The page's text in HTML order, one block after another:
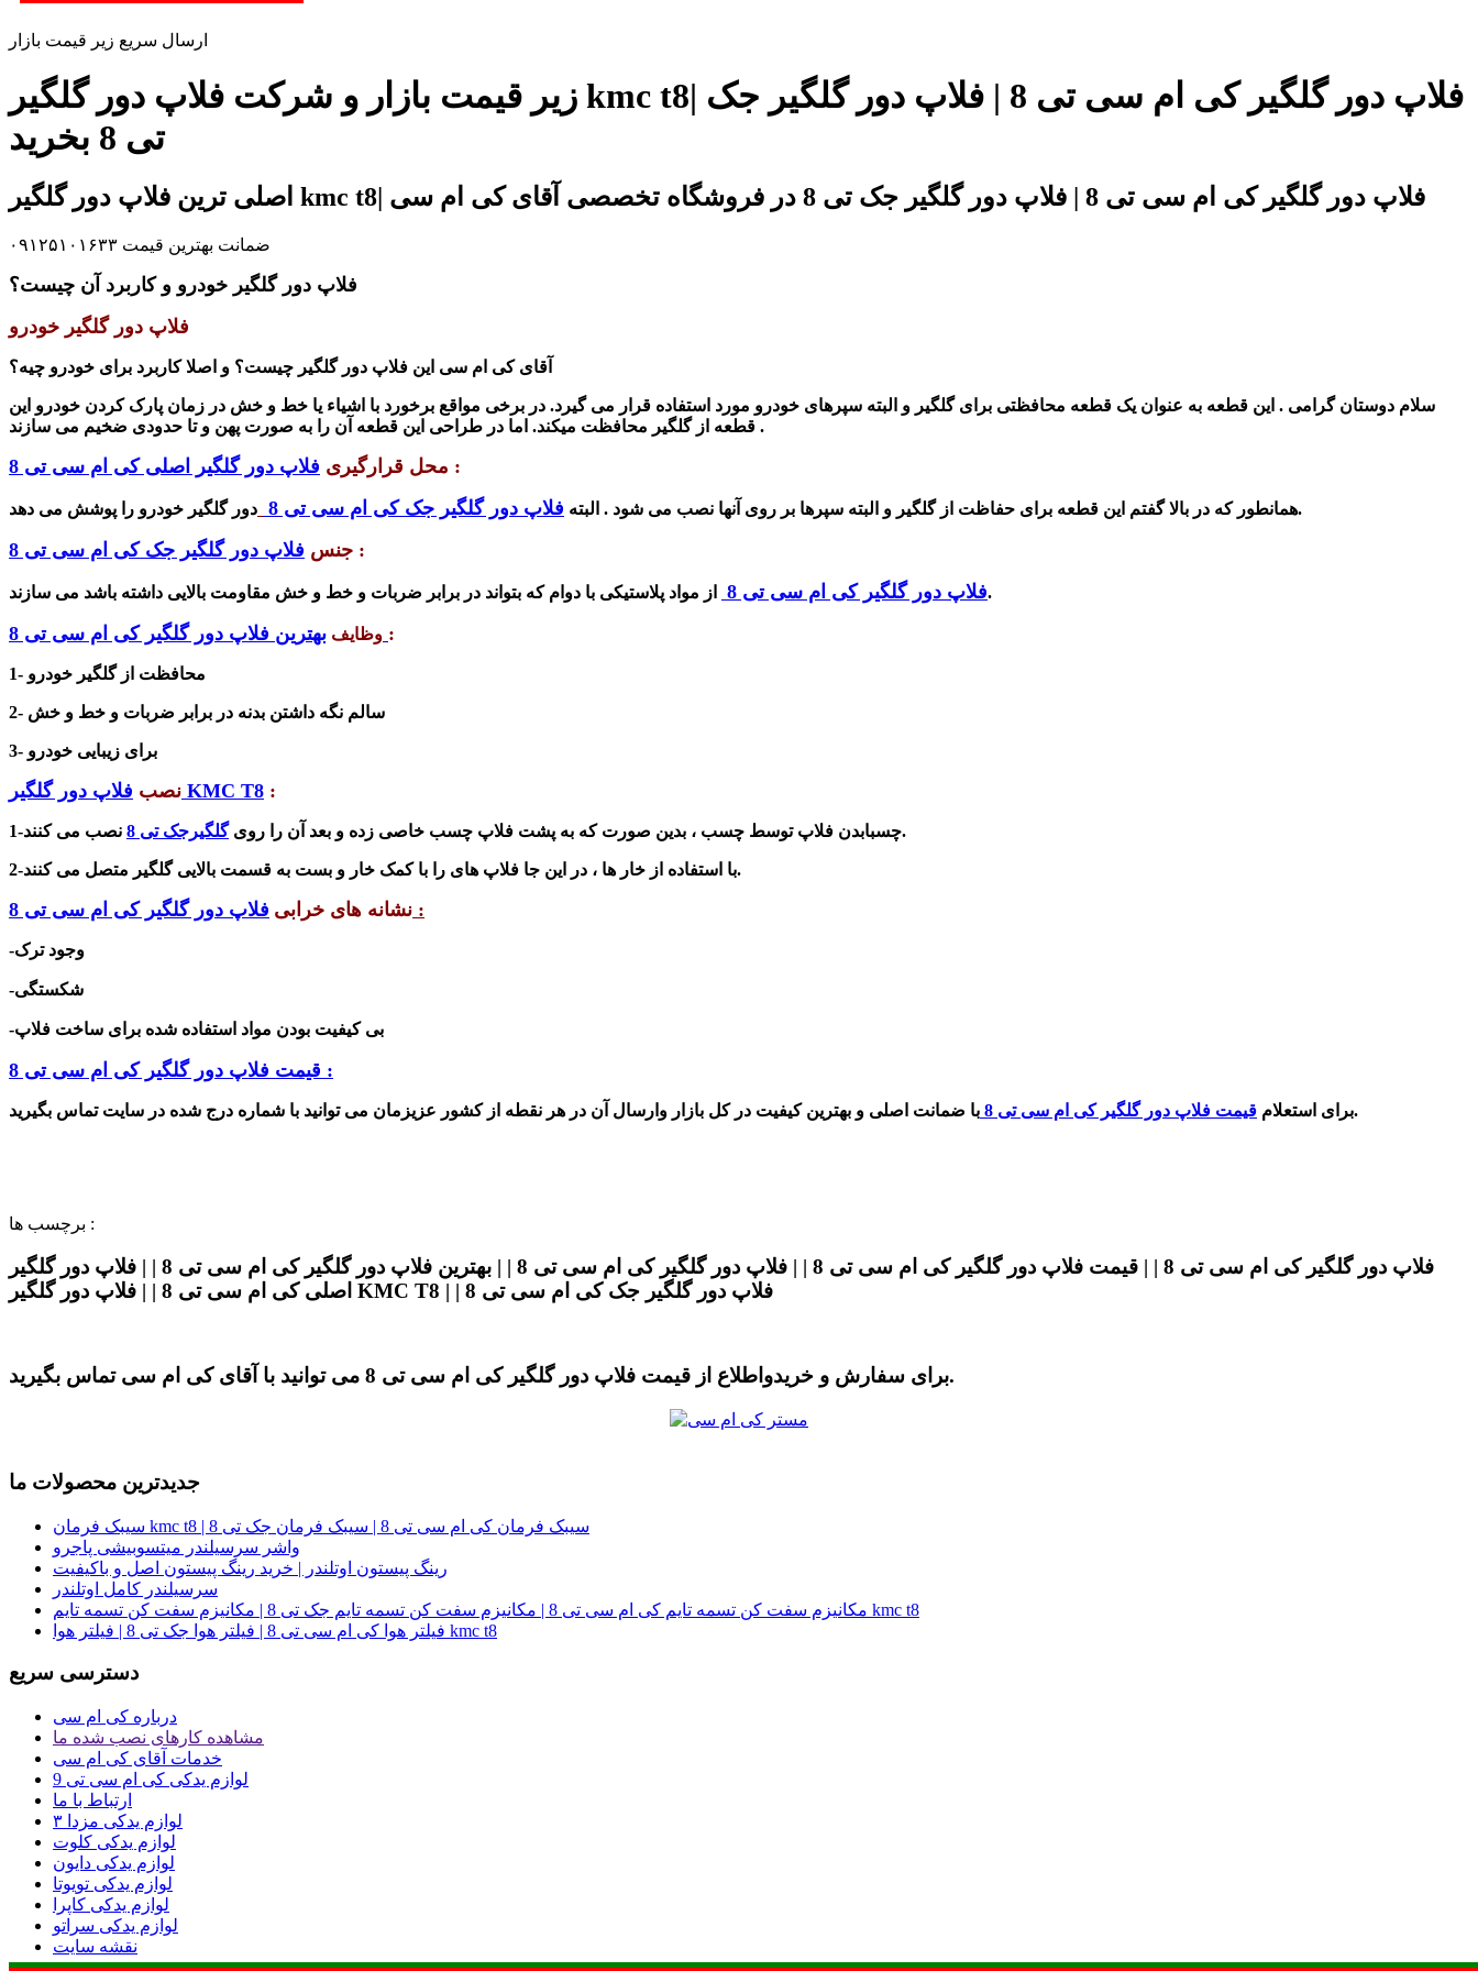
ارسال سریع زیر قیمت بازار
زیر قیمت بازار و شرکت فلاپ دور گلگیر kmc t8| فلاپ دور گلگیر کی ام سی تی 8 | فلاپ دور گلگیر جک
تی 8 بخرید
اصلی ترین فلاپ دور گلگیر kmc t8| فلاپ دور گلگیر کی ام سی تی 8 | فلاپ دور گلگیر جک تی 8 در فروشگاه تخصصی آقای کی ام سی
ضمانت بهترین قیمت ۰۹۱۲۵۱۰۱۶۳۳
فلاپ دور گلگیر خودرو و کاربرد آن چیست؟
فلاپ دور گلگیر خودرو
آقای کی ام سی این فلاپ دور گلگیر چیست؟ و اصلا کاربرد برای خودرو چیه؟
سلام دوستان گرامی . این قطعه به عنوان یک قطعه محافظتی برای گلگیر و البته سپرهای خودرو مورد استفاده قرار می گیرد. در برخی مواقع برخورد با اشیاء یا خط و خش در زمان پارک کردن خودرو این
قطعه از گلگیر محافظت میکند. اما در طراحی این قطعه آن را به صورت پهن و تا حدودی ضخیم می سازند .
محل قرارگیری فلاپ دور گلگیر اصلی کی ام سی تی 8 :
همانطور که در بالا گفتم این قطعه برای حفاظت از گلگیر و البته سپرها بر روی آنها نصب می شود . البته فلاپ دور گلگیر جک کی ام سی تی 8 دور گلگیر خودرو را پوشش می دهد.
جنس فلاپ دور گلگیر جک کی ام سی تی 8
:
فلاپ دور گلگیر کی ام سی تی 8از مواد پلاستیکی با دوام که بتواند در برابر ضربات و خط و خش مقاومت بالایی داشته باشد می سازند.
وظایف :
نصب فلاپ دور گلگیر KMC T8 :
1-چسبابدن فلاپ توسط چسب ، بدین صورت که به پشت فلاپ چسب خاصی زده و بعد آن را رویگلگیرجک تی 8 نصب می کنند.
2-با استفاده از خار ها ، در این جا فلاپ های را با کمک خار و بست به قسمت بالایی گلگیر متصل می کنند.
نشانه های خرابی فلاپ دور گلگیر کی ام سی تی 8 :
-وجود ترک
-شکستگی
-بی کیفیت بودن مواد استفاده شده برای ساخت فلاپ
قیمت فلاپ دور گلگیر کی ام سی تی 8 :
برای استعلام قیمت فلاپ دور گلگیر کی ام سی تی 8 با ضمانت اصلی و بهترین کیفیت در کل بازار وارسال آن در هر نقطه از کشور عزیزمان می توانید با شماره درج شده در سایت تماس بگیرید.
برچسب ها :
فلاپ دور گلگیر کی ام سی تی 8 | | قیمت فلاپ دور گلگیر کی ام سی تی 8 | | فلاپ دور گلگیر کی ام سی تی 8 | | بهترین فلاپ دور گلگیر کی ام سی تی 8 | | فلاپ دور گلگیر
اصلی کی ام سی تی 8 | | فلاپ دور گلگیر KMC T8 | | فلاپ دور گلگیر جک کی ام سی تی 8
برای سفارش و خریدواطلاع از قیمت فلاپ دور گلگیر کی ام سی تی 8 می توانید با آقای کی ام سی تماس بگیرید.
جدیدترین محصولات ما
سیبک فرمان kmc t8 | سیبک فرمان کی ام سی تی 8 | سیبک فرمان جک تی 8
واشر سرسیلندر میتسوبیشی پاجرو
رینگ پیستون اوتلندر | خرید رینگ پیستون اصل و باکیفیت
سرسیلندر کامل اوتلندر
مکانیزم سفت کن تسمه تایم کی ام سی تی 8 | مکانیزم سفت کن تسمه تایم جک تی 8 | مکانیزم سفت کن تسمه تایم kmc t8
فیلتر هوا کی ام سی تی 8 | فیلتر هوا جک تی 8 | فیلتر هوا kmc t8
دسترسی سریع
درباره کی ام سی
مشاهده کارهای نصب شده ما
خدمات آقای کی ام سی
لوازم یدکی کی ام سی تی 9
ارتباط با ما
لوازم یدکی مزدا ۳
لوازم یدکی کلوت
لوازم یدکی دایون
لوازم یدکی تویوتا
لوازم یدکی کاپرا
لوازم یدکی سراتو
نقشه سایت